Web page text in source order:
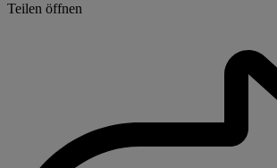
Teilen öffnen